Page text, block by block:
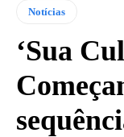
Notícias
‘Sua